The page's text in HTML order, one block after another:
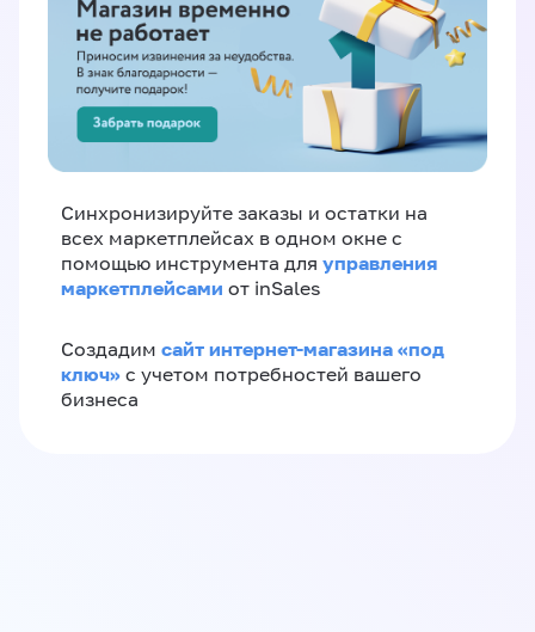
Синхронизируйте заказы и остатки на
всех маркетплейсах в одном окне с
помощью инструмента для управления
маркетплейсами от inSales
Создадим сайт интернет-магазина «под
ключ» с учетом потребностей вашего
бизнеса